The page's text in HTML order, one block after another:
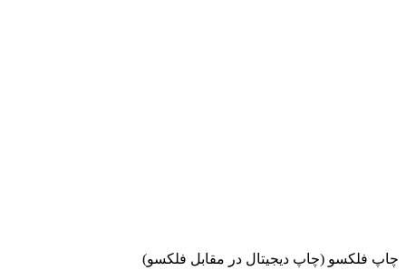
چاپ فلکسو (چاپ دیجیتال در مقابل فلکسو)